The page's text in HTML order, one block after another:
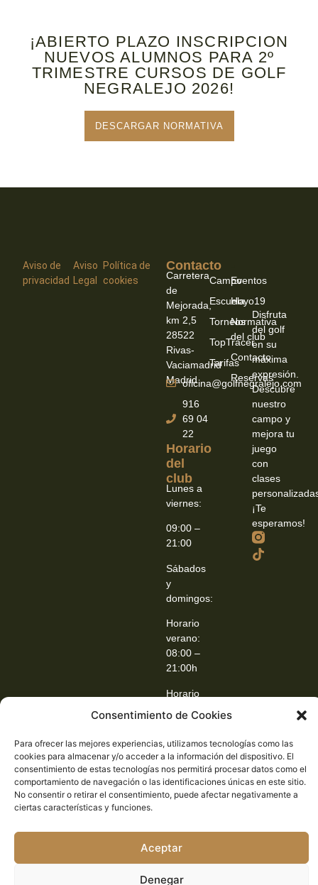
Consentimiento de Cookies
Para ofrecer las mejores experiencias, utilizamos tecnologías como las
cookies para almacenar y/o acceder a la información del dispositivo. El
consentimiento de estas tecnologías nos permitirá procesar datos como el
comportamiento de navegación o las identificaciones únicas en este sitio.
No consentir o retirar el consentimiento, puede afectar negativamente a
ciertas características y funciones.
Aceptar
Denegar
¡ABIERTO PLAZO INSCRIPCION
NUEVOS ALUMNOS PARA 2º
TRIMESTRE CURSOS DE GOLF
NEGRALEJO 2026!
DESCARGAR NORMATIVA
Disfruta
del golf
en su
máxima
expresión.
Descubre
nuestro
campo y
mejora tu
juego
con
clases
¡Te
esperamos!
-
Campo
Escuela
Torneos
TopTracer
Tarifas
Eventos
Hoyo19
Normativa
del club
Contacto
Reservas
Contacto
Carretera
de
Mejorada,
km 2,5
28522
Rivas-
Vaciamadrid
Madridoficina@golfnegralejo.com
916
69 04
22
Horario
del
club
Lunes a
viernes:
09:00 –
21:00
Sábados
y
domingos:
Horario
verano:
08:00 –
21:00h
Horario
08:30 –
21:00h
Aviso de
privacidad
Aviso
Legal
Política de
cookies